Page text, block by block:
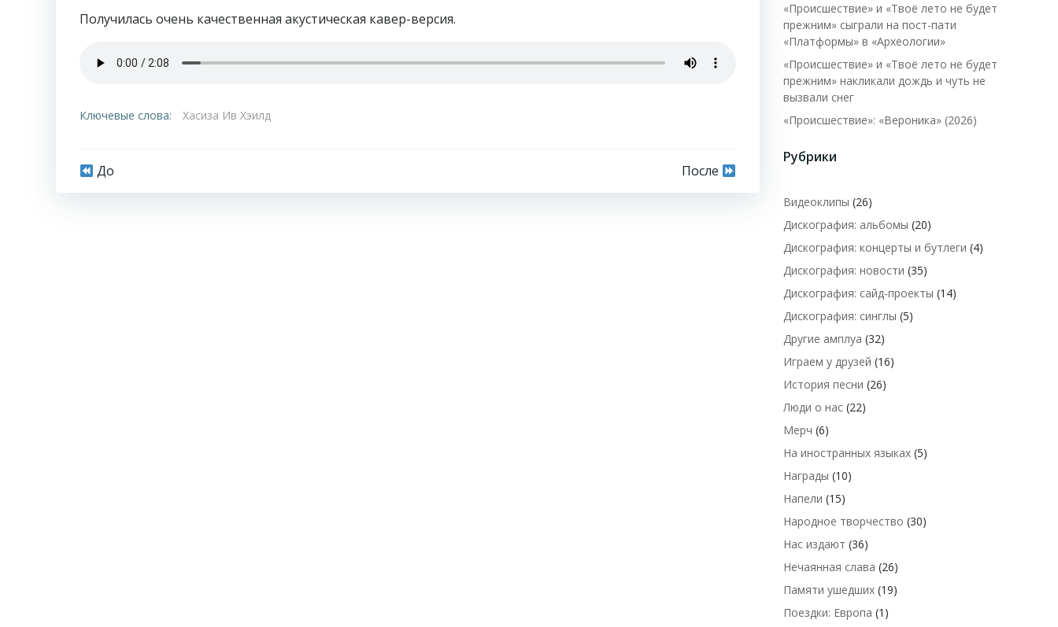
Получилась очень качественная акустическая кавер-версия.
Ключевые слова: Хасиза Ив Хэилд
Навигация
До После
«Происшествие» и «Твоё лето не будет
прежним» сыграли на пост-пати
«Платформы» в «Археологии»
«Происшествие» и «Твоё лето не будет
прежним» накликали дождь и чуть не
вызвали снег
«Происшествие»: «Вероника» (2026)
Рубрики
Видеоклипы (26)
Дискография: альбомы (20)
Дискография: концерты и бутлеги (4)
Дискография: новости (35)
Дискография: сайд-проекты (14)
Дискография: синглы (5)
Другие амплуа (32)
Играем у друзей (16)
История песни (26)
Люди о нас (22)
Мерч (6)
На иностранных языках (5)
Награды (10)
Напели (15)
Народное творчество (30)
Нас издают (36)
Нечаянная слава (26)
Памяти ушедших (19)
Поездки: Европа (1)